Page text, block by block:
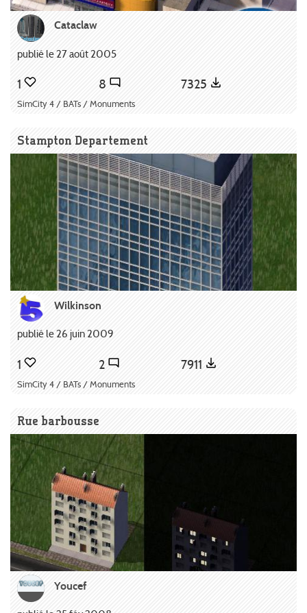
Cataclaw
publié le 27 août 2005
1 8 7325
SimCity 4 / BATs / Monuments
Stampton Departement
Wilkinson
publié le 26 juin 2009
1 2 7911
SimCity 4 / BATs / Monuments
Rue barbousse
Youcef